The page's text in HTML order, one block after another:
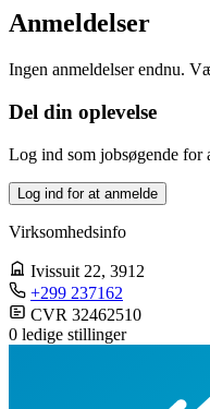
Anmeldelser
Ingen anmeldelser endnu.
Del din oplevelse
Log ind som jobsøgende for
Log ind for at anmelde
Virksomhedsinfo
Ivissuit 22, 3912
+299 237162
CVR 32462510
0 ledige stillinger